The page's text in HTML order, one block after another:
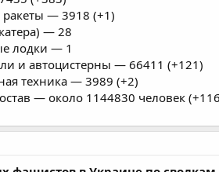
— 3918 (+1)
— 28
лодки — 1
и автоцистерны — 66411 (+121)
техника — 3989 (+2)
— около 1144830 человек